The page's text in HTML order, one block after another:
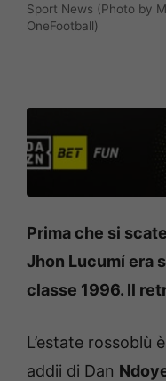
Sport News (Photo by
OneFootball)
Prima che si
Jhon Lucumí era
classe 1996. Il
L’estate rossoblù
addii di Dan